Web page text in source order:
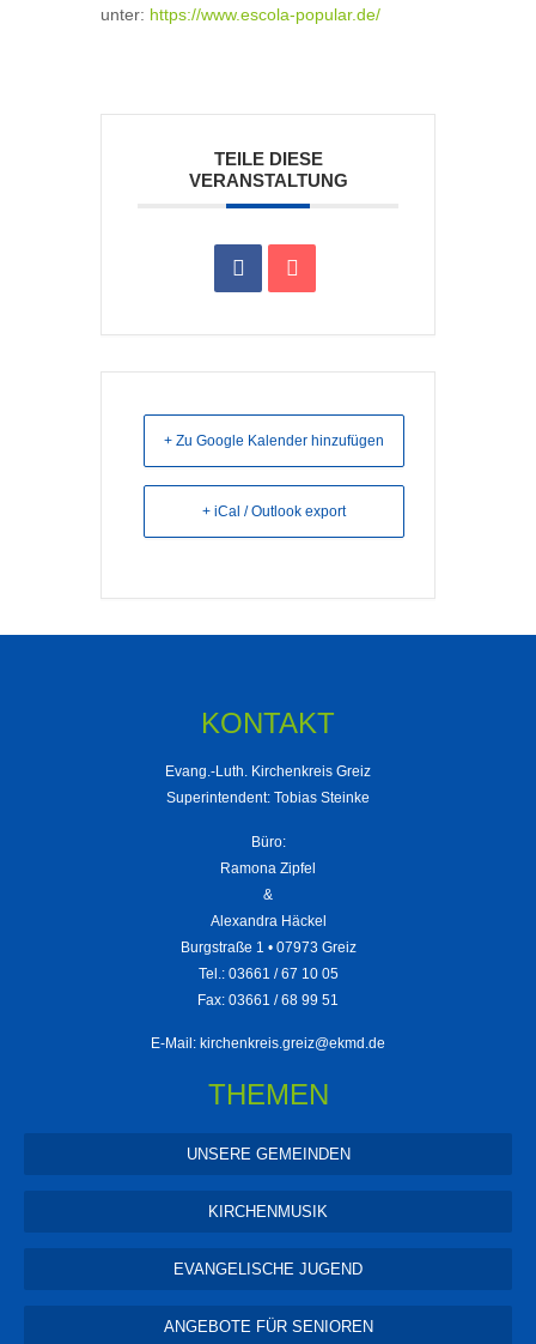
unter: https://www.escola-popular.de/
TEILE DIESE
VERANSTALTUNG
+ Zu Google Kalender hinzufügen
+ iCal / Outlook export
KONTAKT
Evang.-Luth. Kirchenkreis Greiz
Superintendent: Tobias Steinke
Büro:
Ramona Zipfel
&
Alexandra Häckel
Burgstraße 1 • 07973 Greiz
Tel.: 03661 / 67 10 05
Fax: 03661 / 68 99 51
E-Mail: kirchenkreis.greiz@ekmd.de
THEMEN
UNSERE GEMEINDEN
KIRCHENMUSIK
EVANGELISCHE JUGEND
ANGEBOTE FÜR SENIOREN